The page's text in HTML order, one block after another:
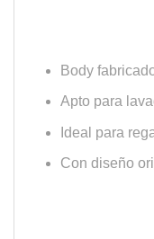
Body
Apto para
Ideal para
Con diseño